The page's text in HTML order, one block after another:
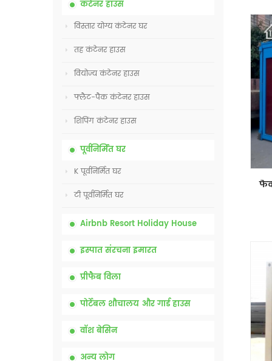
कंटेनर हाउस
विस्तार योग्य कंटेनर घर
तह कंटेनर हाउस
वियोज्य कंटेनर हाउस
फ्लैट-पैक कंटेनर हाउस
शिपिंग कंटेनर हाउस
पूर्वनिर्मित घर
K पूर्वनिर्मित घर
टी पूर्वनिर्मित घर
Airbnb Resort Holiday House
इस्पात संरचना इमारत
प्रीफैब विला
पोर्टेबल शौचालय और गार्ड हाउस
वॉश बेसिन
अन्य लोग